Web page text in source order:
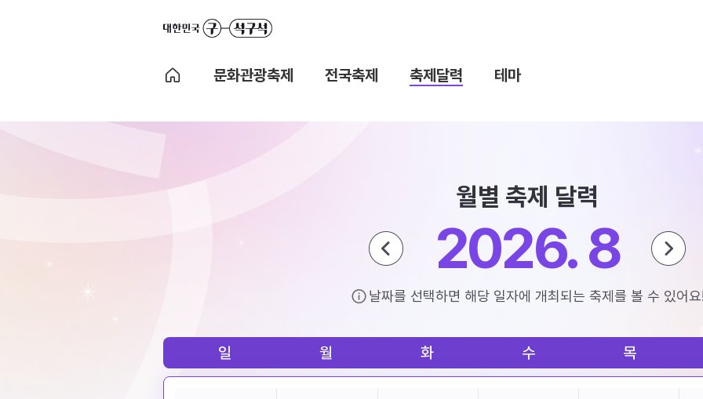
문화관광축제 전국축제 축제달력 테마
월별 축제 달력
2026. 8
날짜를 선택하면 해당 일자에 개최되는 축제를 볼 수 있어
일 월 화 수 목